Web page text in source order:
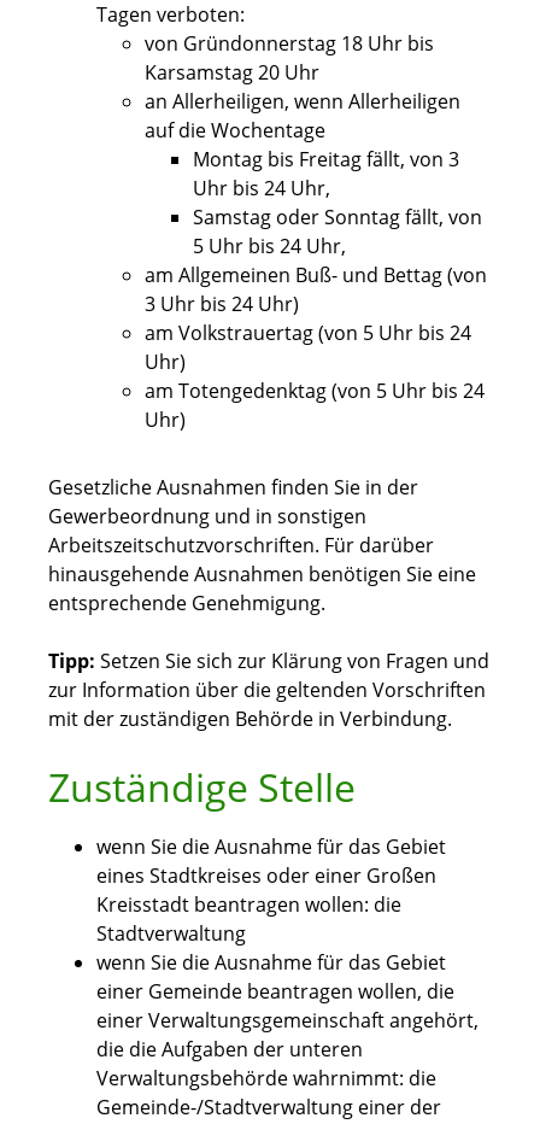
Tagen verboten:
von Gründonnerstag 18 Uhr bis
Karsamstag 20 Uhr
an Allerheiligen, wenn Allerheiligen
auf die Wochentage
Montag bis Freitag fällt, von 3
Uhr bis 24 Uhr,
Samstag oder Sonntag fällt, von
5 Uhr bis 24 Uhr,
am Allgemeinen Buß- und Bettag (von
3 Uhr bis 24 Uhr)
am Volkstrauertag (von 5 Uhr bis 24
Uhr)
am Totengedenktag (von 5 Uhr bis 24
Uhr)
Gesetzliche Ausnahmen finden Sie in der
Gewerbeordnung und in sonstigen
Arbeitszeitschutzvorschriften. Für darüber
hinausgehende Ausnahmen benötigen Sie eine
entsprechende Genehmigung.
Tipp: Setzen Sie sich zur Klärung von Fragen und
zur Information über die geltenden Vorschriften
mit der zuständigen Behörde in Verbindung.
Zuständige Stelle
wenn Sie die Ausnahme für das Gebiet
eines Stadtkreises oder einer Großen
Kreisstadt beantragen wollen: die
Stadtverwaltung
wenn Sie die Ausnahme für das Gebiet
einer Gemeinde beantragen wollen, die
einer Verwaltungsgemeinschaft angehört,
die die Aufgaben der unteren
Verwaltungsbehörde wahrnimmt: die
Gemeinde-/Stadtverwaltung einer der